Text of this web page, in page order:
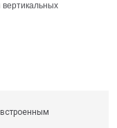
вертикальных